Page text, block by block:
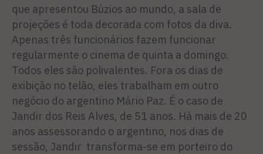
que apresentou Búzios ao mundo, a sala de
projeções é toda decorada com fotos da diva.
Apenas três funcionários fazem funcionar
regularmente o cinema de quinta a domingo.
Todos eles são polivalentes. Fora os dias de
exibição no telão, eles trabalham em outro
negócio do argentino Mário Paz. É o caso de
Jandir dos Reis Alves, de 51 anos. Há mais de 20
anos assessorando o argentino, nos dias de
sessão, Jandir transforma-se em porteiro do